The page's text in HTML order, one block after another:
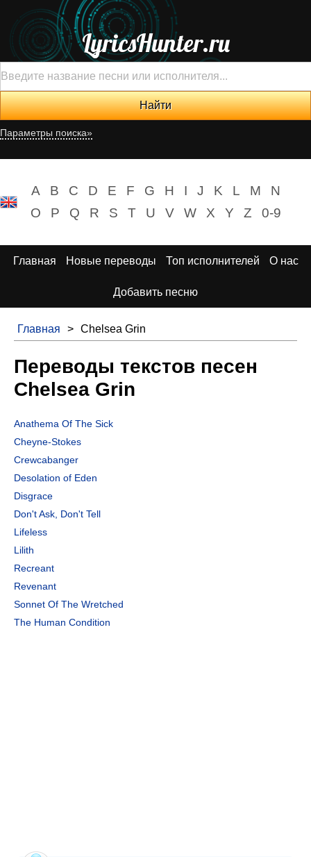
LyricsHunter.ru
Параметры поиска»
A B C D E F G H I J K L M
N
O
P Q R S T U V W X Y Z 0-9
Главная Новые переводы Топ исполнителей О нас
Добавить песню
Главная > Chelsea Grin
Переводы текстов песен
Chelsea Grin
Anathema Of The Sick
Cheyne-Stokes
Crewcabanger
Desolation of Eden
Disgrace
Don't Ask, Don't Tell
Lifeless
Lilith
Recreant
Revenant
Sonnet Of The Wretched
The Human Condition